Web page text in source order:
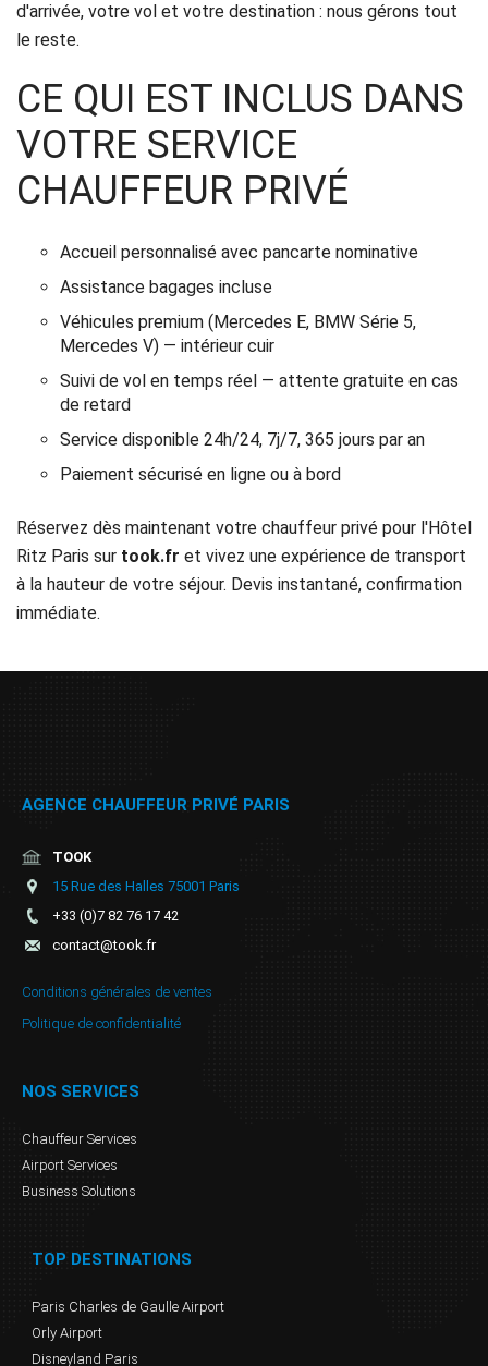
d'arrivée, votre vol et votre destination : nous gérons tout
le reste.
CE QUI EST INCLUS DANS
VOTRE SERVICE
CHAUFFEUR PRIVÉ
Accueil personnalisé avec pancarte nominative
Assistance bagages incluse
Véhicules premium (Mercedes E, BMW Série 5,
Mercedes V) — intérieur cuir
Suivi de vol en temps réel — attente gratuite en cas
de retard
Service disponible 24h/24, 7j/7, 365 jours par an
Paiement sécurisé en ligne ou à bord
Réservez dès maintenant votre chauffeur privé pour l'Hôtel
Ritz Paris sur took.fr et vivez une expérience de transport
à la hauteur de votre séjour. Devis instantané, confirmation
immédiate.
AGENCE CHAUFFEUR PRIVÉ PARIS
TOOK
15 Rue des Halles 75001 Paris
+33 (0)7 82 76 17 42
contact@took.fr
Conditions générales de ventes
Politique de confidentialité
NOS SERVICES
Chauffeur Services
Airport Services
Business Solutions
TOP DESTINATIONS
Paris Charles de Gaulle Airport
Orly Airport
Disneyland Paris